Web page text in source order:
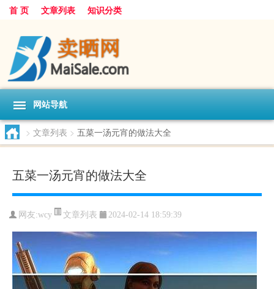
首 页 文章列表 知识分类
网站导航
> 文章列表 > 五菜一汤元宵的做法大全
五菜一汤元宵的做法大全
网友:wcy 文章列表 2024-02-14 18:59:39